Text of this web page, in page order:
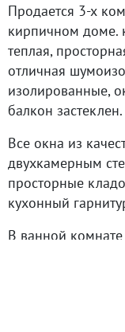
Продается 3-х
кирпичном доме.
теплая,
отличная
изолированные,
балкон
Все окна из
двухкамерным
просторные
кухонный
В ванной
Проблем с
место для